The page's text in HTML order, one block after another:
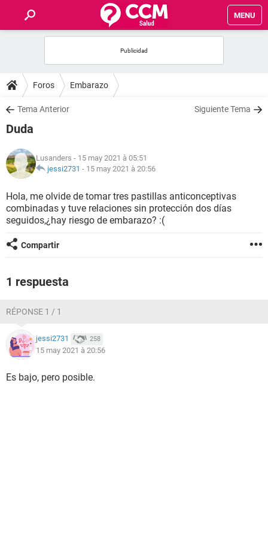
MENU
FORUMS
SALUD
NUTRICIÓN
BIENESTAR
Foros Embarazo
Tema Anterior Siguiente Tema
Duda
Lusanders - 15 may 2021 à 05:51
jessi2731 - 15 may 2021 à 20:56
Hola, me olvide de tomar tres pastillas anticonceptivas
combinadas y tuve relaciones sin protección dos días
seguidos,¿hay riesgo de embarazo? :(
Compartir
1 respuesta
RÉPONSE 1 / 1
jessi2731 258
15 may 2021 à 20:56
Es bajo, pero posible.